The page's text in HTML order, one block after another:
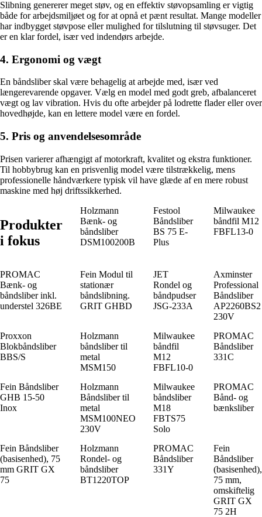
Slibning genererer meget støv, og en effektiv støvopsamling er vigtig
både for arbejdsmiljøet og for at opnå et pænt resultat. Mange modeller
har indbygget støvpose eller mulighed for tilslutning til støvsuger. Det
er en klar fordel, især ved indendørs arbejde.
4. Ergonomi og vægt
En båndsliber skal være behagelig at arbejde med, især ved
længerevarende opgaver. Vælg en model med godt greb, afbalanceret
vægt og lav vibration. Hvis du ofte arbejder på lodrette flader eller over
hovedhøjde, kan en lettere model være en fordel.
5. Pris og anvendelsesområde
Prisen varierer afhængigt af motorkraft, kvalitet og ekstra funktioner.
Til hobbybrug kan en prisvenlig model være tilstrækkelig, mens
professionelle håndværkere typisk vil have glæde af en mere robust
maskine med høj driftssikkerhed.
Produkter
i fokus
Holzmann
Bænk- og
båndsliber
DSM100200B
Festool
Båndsliber
BS 75 E-
Plus
Milwaukee
båndfil M12
FBFL13-0
PROMAC
Bænk- og
båndsliber inkl.
understel 326BE
Fein Modul til
stationær
båndslibning.
GRIT GHBD
JET
Rondel og
båndpudser
JSG-233A
Axminster
Professional
Båndsliber
AP2260BS2
230V
Proxxon
Blokbåndsliber
BBS/S
Holzmann
båndsliber til
metal
MSM150
Milwaukee
båndfil
M12
FBFL10-0
PROMAC
Båndsliber
331C
Fein Båndsliber
GHB 15-50
Inox
Holzmann
Båndsliber til
metal
MSM100NEO
230V
Milwaukee
båndsliber
M18
FBTS75
Solo
PROMAC
Bånd- og
bænksliber
Fein Båndsliber
(basisenhed), 75
mm GRIT GX
75
Holzmann
Rondel- og
båndsliber
BT1220TOP
PROMAC
Båndsliber
331Y
Fein
Båndsliber
(basisenhed),
75 mm,
omskiftelig
GRIT GX
75 2H